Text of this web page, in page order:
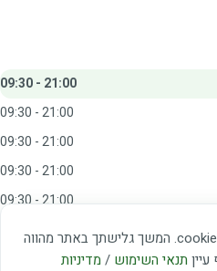
באתר זה נעשה שימוש בקבצי cookies. המשך גלישתך באתר מהווה
תנאי השימוש / מדיניות
09:30 - 21:00
09:30 - 21:00
09:30 - 21:00
09:30 - 21:00
09:30 - 21:00
09:00 - 15:00
20:00 - 23:00